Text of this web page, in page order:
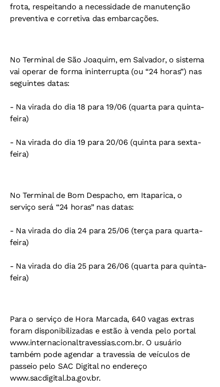
frota, respeitando a necessidade de manutenção
preventiva e corretiva das embarcações.
No Terminal de São Joaquim, em Salvador, o sistema
vai operar de forma ininterrupta (ou “24 horas”) nas
seguintes datas:
- Na virada do dia 18 para 19/06 (quarta para quinta-
feira)
- Na virada do dia 19 para 20/06 (quinta para sexta-
feira)
No Terminal de Bom Despacho, em Itaparica, o
serviço será “24 horas” nas datas:
- Na virada do dia 24 para 25/06 (terça para quarta-
feira)
- Na virada do dia 25 para 26/06 (quarta para quinta-
feira)
Para o serviço de Hora Marcada, 640 vagas extras
foram disponibilizadas e estão à venda pelo portal
www.internacionaltravessias.com.br. O usuário
também pode agendar a travessia de veículos de
passeio pelo SAC Digital no endereço
www.sacdigital.ba.gov.br.